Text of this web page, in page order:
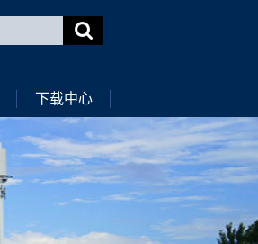
下载中心